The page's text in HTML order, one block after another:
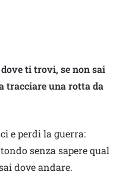
ti trovi, se non sai
tracciare una rotta da
e perdi la guerra:
senza sapere qual
dove andare.